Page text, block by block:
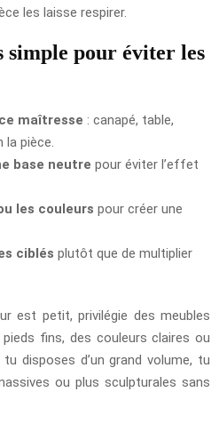
les laisse respirer.
simple pour éviter les
maîtresse : canapé, table,
pièce.
base neutre pour éviter l’effet
les couleurs pour créer une
ciblés plutôt que de multiplier
est petit, privilégie des meubles
fins, des couleurs claires ou
disposes d’un grand volume, tu
ou plus sculpturales sans